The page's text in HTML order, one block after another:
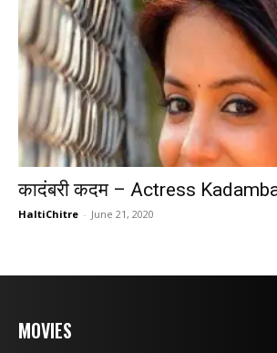
कादंबरी कदम – Actress
HaltiChitre - June 21, 2020
MOVIES